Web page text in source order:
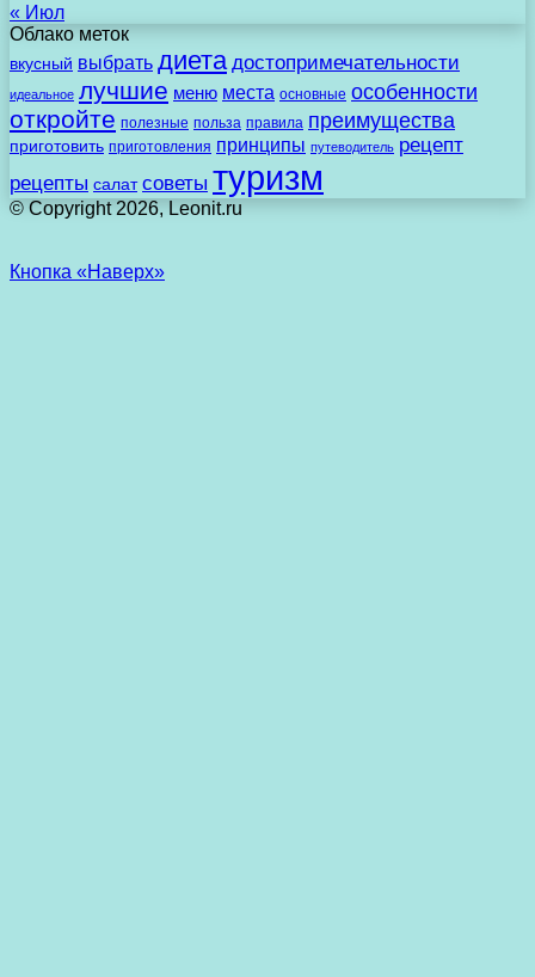
« Июл
Облако меток
вкусный выбрать диета достопримечательности
идеальное лучшие меню места основные особенности
откройте полезные польза правила преимущества
приготовить приготовления принципы путеводитель рецепт
рецепты салат советы туризм
© Copyright 2026, Leonit.ru
Кнопка «Наверх»